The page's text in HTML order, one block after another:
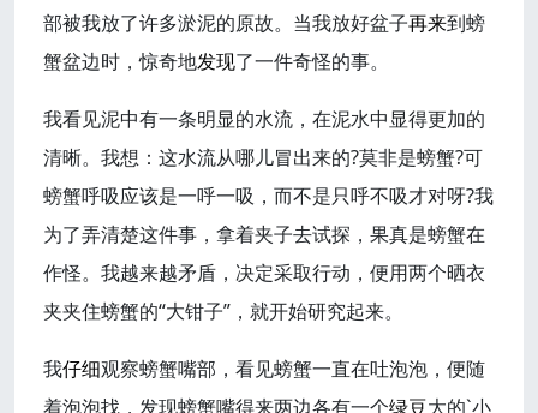
部被我放了许多淤泥的原故。当我放好盆子再来到螃
蟹盆边时，惊奇地发现了一件奇怪的事。
我看见泥中有一条明显的水流，在泥水中显得更加的
清晰。我想：这水流从哪儿冒出来的?莫非是螃蟹?可
螃蟹呼吸应该是一呼一吸，而不是只呼不吸才对呀?我
为了弄清楚这件事，拿着夹子去试探，果真是螃蟹在
作怪。我越来越矛盾，决定采取行动，便用两个晒衣
夹夹住螃蟹的“大钳子”，就开始研究起来。
我仔细观察螃蟹嘴部，看见螃蟹一直在吐泡泡，便随
着泡泡找，发现螃蟹嘴得来两边各有一个绿豆大的`小